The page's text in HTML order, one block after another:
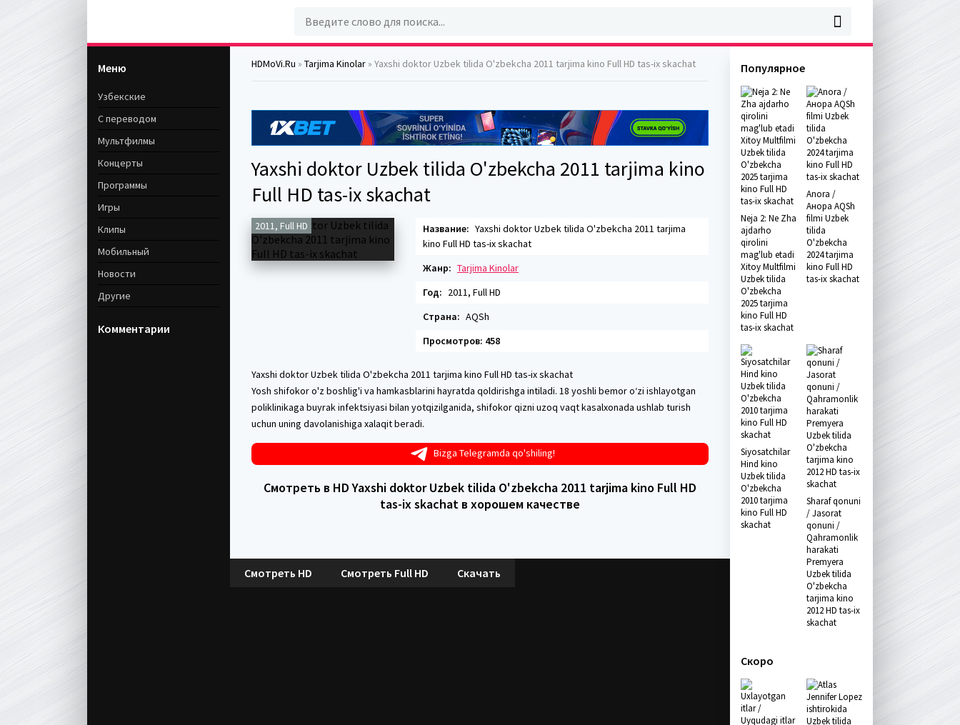
HDMoVi.Ru » Tarjima Kinolar » Yaxshi doktor Uzbek tilida O'zbekcha 2011 tarjima kino Full HD tas-ix skachat
Yaxshi doktor Uzbek tilida O'zbekcha 2011 tarjima kino
Full HD tas-ix skachat
2011, Full HD Название: Yaxshi doktor Uzbek tilida O'zbekcha 2011 tarjima
kino Full HD tas-ix skachat
Жанр: Tarjima Kinolar
Год: 2011, Full HD
Страна: AQSh
Просмотров: 458
Yaxshi doktor Uzbek tilida O'zbekcha 2011 tarjima kino Full HD tas-ix skachat
Yosh shifokor o'z boshlig'i va hamkasblarini hayratda qoldirishga intiladi. 18 yoshli bemor o‘zi ishlayotgan
poliklinikaga buyrak infektsiyasi bilan yotqizilganida, shifokor qizni uzoq vaqt kasalxonada ushlab turish
uchun uning davolanishiga xalaqit beradi.
Bizga Telegramda qo'shiling!
Смотреть в HD Yaxshi doktor Uzbek tilida O'zbekcha 2011 tarjima kino Full HD
tas-ix skachat в хорошем качестве
Смотреть HD Смотреть Full HD Скачать
Меню
Узбекские
С переводом
Мультфилмы
Концерты
Программы
Игры
Клипы
Мобильный
Новости
Другие
Комментарии
Популярное
Neja 2: Ne Zha
ajdarho
qirolini
mag'lub etadi
Xitoy Multfilmi
Uzbek tilida
O'zbekcha
2025 tarjima
kino Full HD
tas-ix skachat
Anora /
Анора AQSh
filmi Uzbek
tilida
O'zbekcha
2024 tarjima
kino Full HD
tas-ix skachat
Siyosatchilar
Hind kino
Uzbek tilida
O'zbekcha
2010 tarjima
kino Full HD
skachat
Sharaf qonuni
/ Jasorat
qonuni /
Qahramonlik
harakati
Premyera
Uzbek tilida
O'zbekcha
tarjima kino
2012 HD tas-ix
skachat
Скоро